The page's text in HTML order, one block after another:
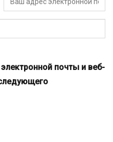
почты и веб-